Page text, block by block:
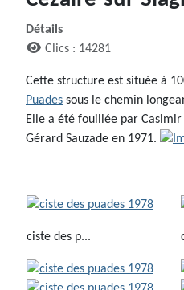
Détails
Clics : 14281
Cette structure est située à
Puades sous le chemin
Elle a été fouillée par
Gérard Sauzade en 1971.
ciste des p...